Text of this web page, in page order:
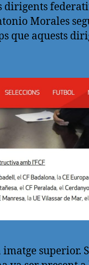
dirigents
Morales
que aquests
superior.